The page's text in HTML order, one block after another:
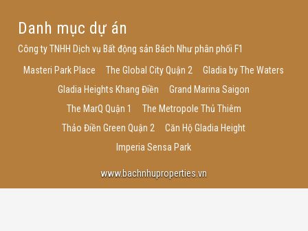
Danh mục dự án
Công ty TNHH Dịch vụ Bất động sản Bách Như phân phối F1
Masteri Park Place
The Global City Quận 2
Gladia by The Waters
Gladia Heights Khang Điền
Grand Marina Saigon
The MarQ Quận 1
The Metropole Thủ Thiêm
Thảo Điền Green Quận 2
Căn Hộ Gladia Height
Imperia Sensa Park
www.bachnhuproperties.vn